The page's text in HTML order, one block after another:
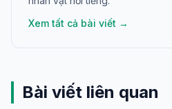
Xem tất cả bài viết →
Bài viết liên quan